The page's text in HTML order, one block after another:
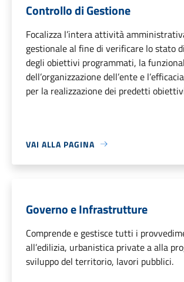
Controllo di Gestione
Focalizza l’intera attività
gestionale al fine di verificare lo stato
degli obiettivi programmati, la
dell’organizzazione dell’ente e
per la realizzazione dei predetti
VAI ALLA PAGINA
Governo e Infrastrutture
Comprende e gestisce tutti i
all’edilizia, urbanistica private a alla
sviluppo del territorio, lavori pubblici.